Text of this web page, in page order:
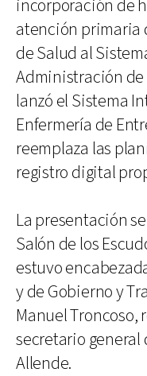
incorporación de
atención primaria
de Salud al
Administración de
lanzó el Sistema
Enfermería de
reemplaza las
registro digital
La presentación
Salón de los
estuvo
y de Gobierno y
Manuel Troncoso,
secretario general
Allende.